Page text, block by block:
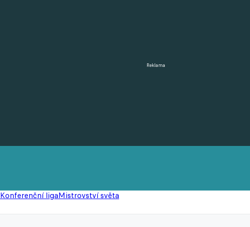
Reklama
Konferenční ligaMistrovství světa